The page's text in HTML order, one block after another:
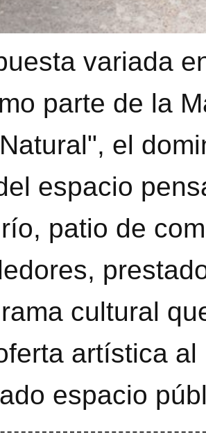
variada
parte de la
el
espacio
patio de
cultural
artística
espacio